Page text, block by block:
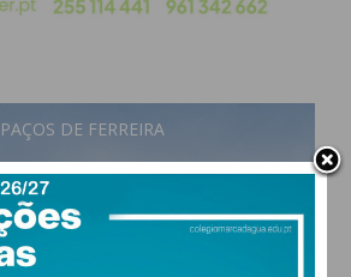
e cada vez mais
como um destino
Penafiel tem espaços de
com décadas, “mas
PAÇOS DE FERREIRA
vento: 1m/s ESE